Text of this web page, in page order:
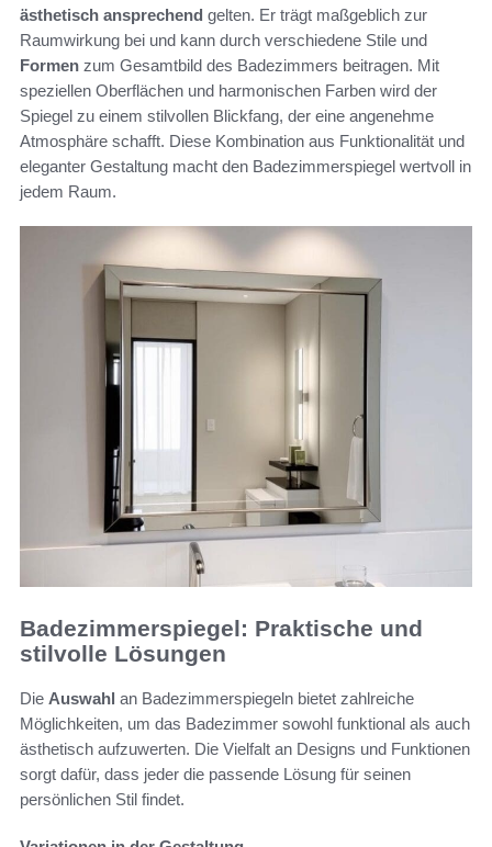
ästhetisch ansprechend gelten. Er trägt maßgeblich zur
Raumwirkung bei und kann durch verschiedene Stile und
Formen zum Gesamtbild des Badezimmers beitragen. Mit
speziellen Oberflächen und harmonischen Farben wird der
Spiegel zu einem stilvollen Blickfang, der eine angenehme
Atmosphäre schafft. Diese Kombination aus Funktionalität und
eleganter Gestaltung macht den Badezimmerspiegel wertvoll in
jedem Raum.
Badezimmerspiegel: Praktische und
stilvolle Lösungen
Die Auswahl an Badezimmerspiegeln bietet zahlreiche
Möglichkeiten, um das Badezimmer sowohl funktional als auch
ästhetisch aufzuwerten. Die Vielfalt an Designs und Funktionen
sorgt dafür, dass jeder die passende Lösung für seinen
persönlichen Stil findet.